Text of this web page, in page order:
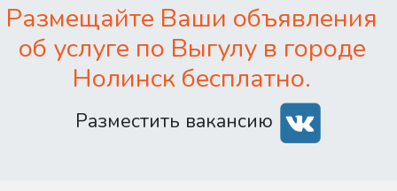
Размещайте Ваши объявления
об услуге по Выгулу в городе
Нолинск бесплатно.
Разместить вакансию